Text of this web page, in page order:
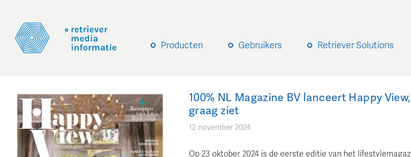
Producten Gebruikers Retriever Solutions
100% NL Magazine BV lanceert Happy
graag ziet
12 november 2024
Op 23 oktober 2024 is de eerste editie van het